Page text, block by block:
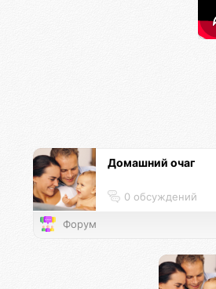
Домашний очаг
0 обсуждений
Форум